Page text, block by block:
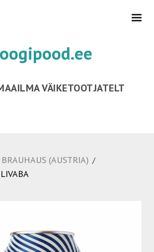
VÄIKETOOTJATELT
BRAUHAUS (AUSTRIA) /